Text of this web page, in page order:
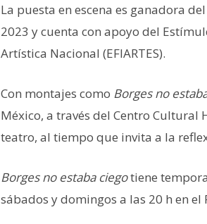
La puesta en escena es ganadora
2023 y cuenta con apoyo del
Artística Nacional (EFIARTES).
Con montajes como Borges no
México, a través del Centro
teatro, al tiempo que invita a la
Borges no estaba ciegotiene
sábados y domingos a las 20 h en